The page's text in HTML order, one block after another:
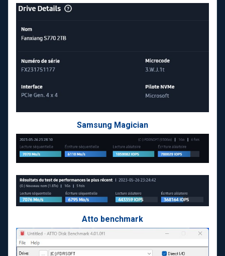
Samsung Magician
Atto benchmark